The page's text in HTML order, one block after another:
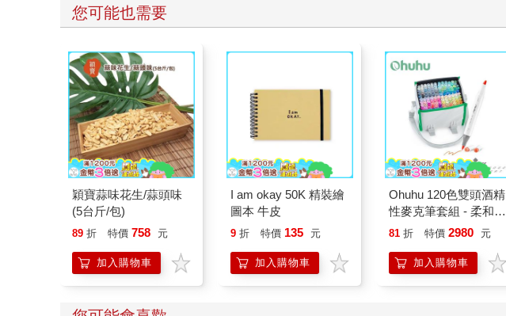
您可能也需要
穎寶蒜味花生/蒜頭味
(5台斤/包)
89 折 特價 758 元
加入購物車
I am okay 50K 精裝繪
圖本 牛皮
9 折 特價 135 元
加入購物車
Ohuhu 120色雙頭酒精
性麥克筆套組 - 柔和色
系
81 折 特價 2980 元
加入購物車